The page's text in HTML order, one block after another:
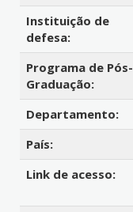
Instituição de
defesa:
Programa de Pós-
Graduação:
Departamento:
País:
Link de acesso: